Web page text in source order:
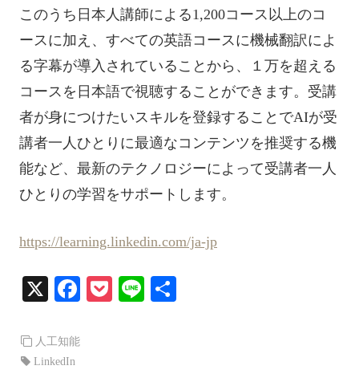
このうち日本人講師による1,200コース以上のコ
ースに加え、すべての英語コースに機械翻訳によ
る字幕が導入されていることから、１万を超える
コースを日本語で視聴することができます。受講
者が身につけたいスキルを登録することでAIが受
講者一人ひとりに最適なコンテンツを推奨する機
能など、最新のテクノロジーによって受講者一人
ひとりの学習をサポートします。
https://learning.linkedin.com/ja-jp
X
Fa P
Li
人工知能
LinkedIn